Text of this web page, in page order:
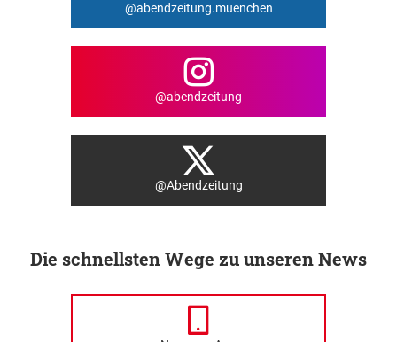
@abendzeitung.muenchen
@abendzeitung
@Abendzeitung
Die schnellsten Wege zu unseren News